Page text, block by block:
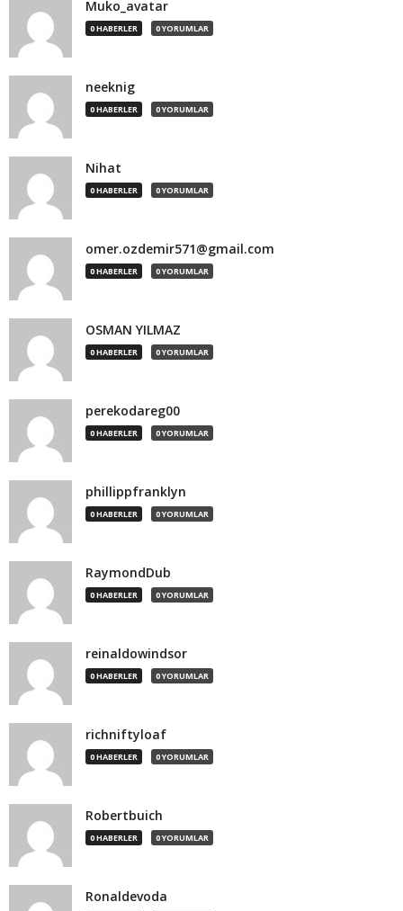
Muko_avatar
0 HABERLER 0 YORUMLAR
neeknig
0 HABERLER 0 YORUMLAR
Nihat
0 HABERLER 0 YORUMLAR
omer.ozdemir571@gmail.com
0 HABERLER 0 YORUMLAR
OSMAN YILMAZ
0 HABERLER 0 YORUMLAR
perekodareg00
0 HABERLER 0 YORUMLAR
phillippfranklyn
0 HABERLER 0 YORUMLAR
RaymondDub
0 HABERLER 0 YORUMLAR
reinaldowindsor
0 HABERLER 0 YORUMLAR
richniftyloaf
0 HABERLER 0 YORUMLAR
Robertbuich
0 HABERLER 0 YORUMLAR
Ronaldevoda